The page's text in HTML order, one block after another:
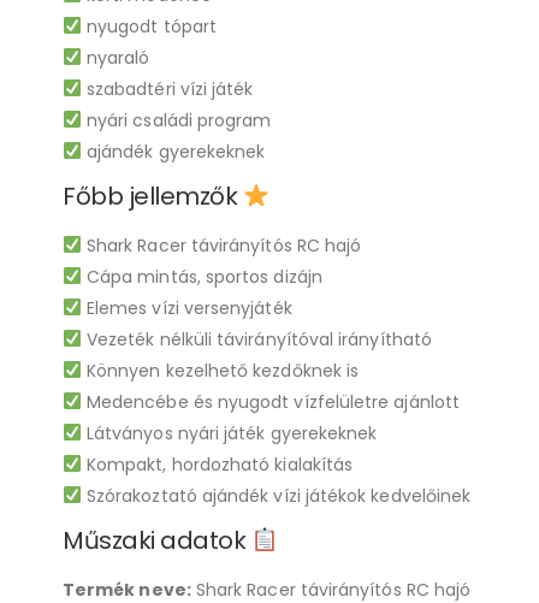
nyugodt tópart
nyaraló
szabadtéri vízi játék
nyári családi program
ajándék gyerekeknek
Főbb jellemzők
Shark Racer távirányítós RC hajó
Cápa mintás, sportos dizájn
Elemes vízi versenyjáték
Vezeték nélküli távirányítóval irányítható
Könnyen kezelhető kezdőknek is
Medencébe és nyugodt vízfelületre ajánlott
Látványos nyári játék gyerekeknek
Kompakt, hordozható kialakítás
Szórakoztató ajándék vízi játékok kedvelőinek
Műszaki adatok
Termék neve:Shark Racer távirányítós RC hajó